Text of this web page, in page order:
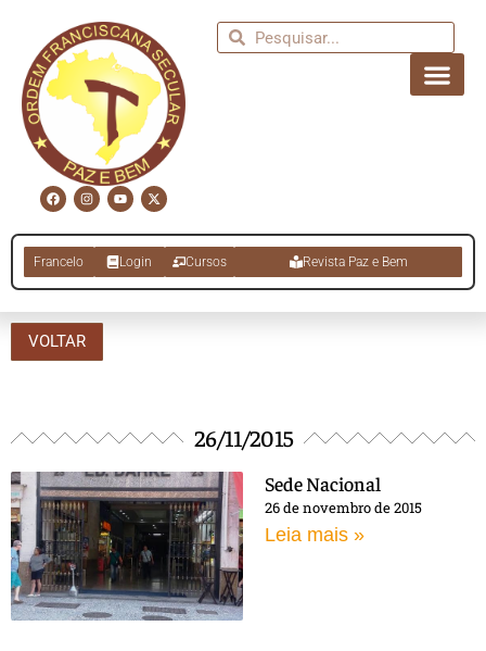
Francelo Login Cursos Revista Paz e Bem
VOLTAR
26/11/2015
Sede Nacional
26 de novembro de 2015
Leia mais »